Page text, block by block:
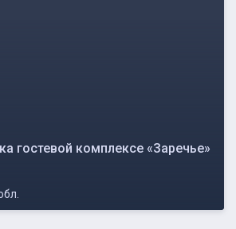
гостевой комплексе «Заречье»